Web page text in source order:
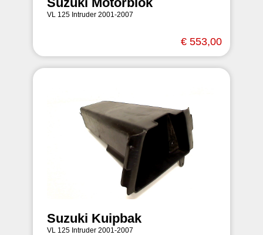
VL 125 Intruder 2001-2007
€ 553,00
Suzuki Kuipbak
VL 125 Intruder 2001-2007